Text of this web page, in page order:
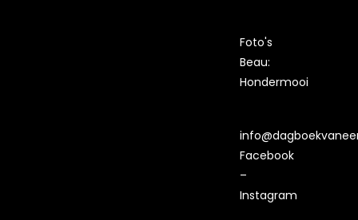
Foto's
Beau:
Hondermooi
Facebook
–
Instagram